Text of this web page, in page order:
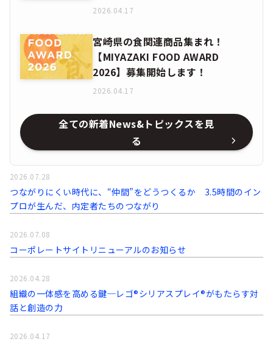
2026.04.17
宮崎県の食関連商品集まれ！
【MIYAZAKI FOOD AWARD
2026】募集開始します！
2026.04.17
全ての新着News&トピックスを見
る
つながりにくい時代に、“仲間”をどうつくるか 3.5時間のイン
プロが生んだ、内定者たちのつながり
2026.07.28
コーポレートサイトリニューアルのお知らせ
2026.07.08
組織の一体感を高める鍵─レゴ®シリアスプレイ®がもたらす対
話と創造の力
2026.04.28
2026.04.17